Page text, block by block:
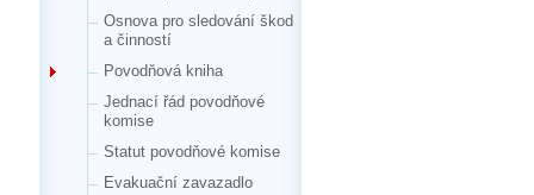
Osnova pro sledování škod
a činností
Povodňová kniha
Jednací řád povodňové
komise
Statut povodňové komise
Evakuační zavazadlo